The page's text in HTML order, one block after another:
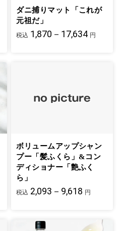
ダニ捕りマット「これが
元祖だ」
税込 1,870－17,634 円
ボリュームアップシャン
プー「髪ふくら」&コン
ディショナー「艶ふく
ら」
税込 2,093－9,618 円